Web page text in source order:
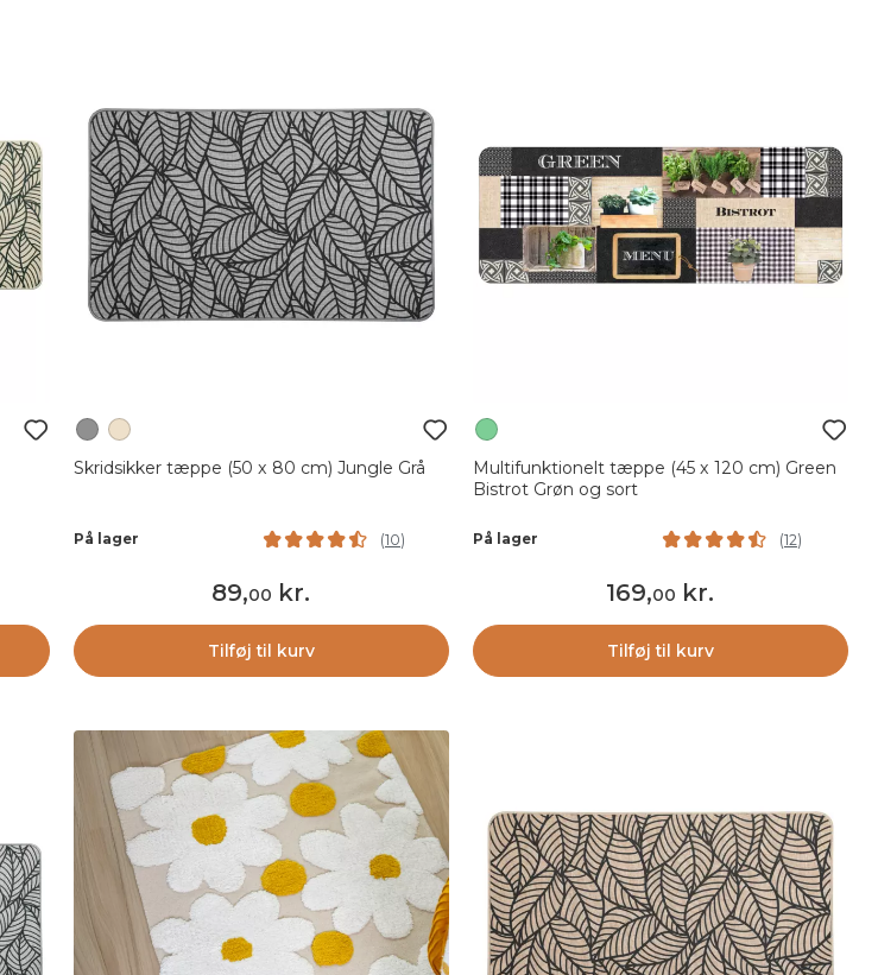
Skridsikker tæppe (50 x 80 cm) Jungle Grå
På lager (10)
89,00 kr.
Tilføj til kurv
Multifunktionelt tæppe (45 x 120 cm) Green
Bistrot Grøn og sort
På lager (12)
169,00 kr.
Tilføj til kurv